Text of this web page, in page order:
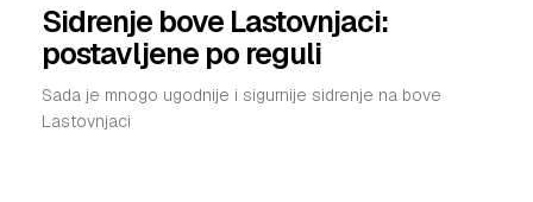
Sidrenje bove Lastovnjaci:
postavljene po reguli
Sada je mnogo ugodnije i sigurnije sidrenje na bove
Lastovnjaci